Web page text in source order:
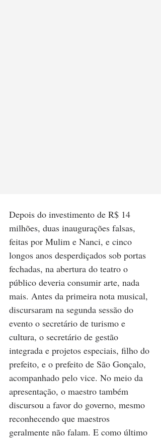
Depois do investimento de R$ 14
milhões, duas inaugurações falsas,
feitas por Mulim e Nanci, e cinco
longos anos desperdiçados sob portas
fechadas, na abertura do teatro o
público deveria consumir arte, nada
mais. Antes da primeira nota musical,
discursaram na segunda sessão do
evento o secretário de turismo e
cultura, o secretário de gestão
integrada e projetos especiais, filho do
prefeito, e o prefeito de São Gonçalo,
acompanhado pelo vice. No meio da
apresentação, o maestro também
discursou a favor do governo, mesmo
reconhecendo que maestros
geralmente não falam. E como último